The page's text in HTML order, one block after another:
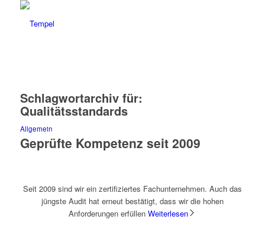
Schlagwortarchiv für:
Qualitätsstandards
Allgemein
Geprüfte Kompetenz seit 2009
Seit 2009 sind wir ein zertifiziertes Fachunternehmen. Auch das
jüngste Audit hat erneut bestätigt, dass wir die hohen
Anforderungen erfüllenWeiterlesen